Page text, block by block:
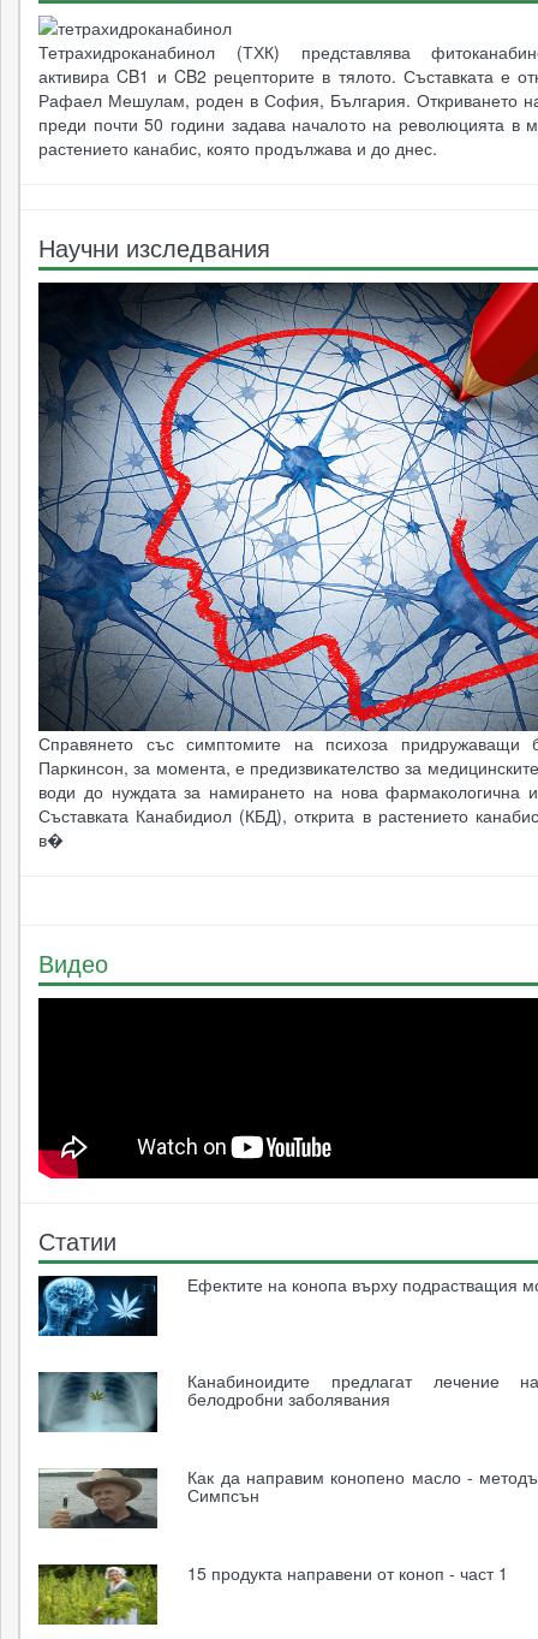
Тетрахидроканабинол (ТХК) представлява
активира CB1 и CB2 рецепторите в тялото. Съставката е
Рафаел Мешулам, роден в София, България. Откриването
преди почти 50 години задава началото на революцията в
растението канабис, която продължава и до днес.
Научни изследвания
Справянето със симптомите на психоза придружаващи
Паркинсон, за момента, е предизвикателство за
води до нуждата за намирането на нова фармакологична
Съставката Канабидиол (КБД), открита в растението
в�
Видео
Статии
Ефектите на конопа върху подрастващия
Канабиноидите предлагат лечение
белодробни заболявания
Как да направим конопено масло -
Симпсън
15 продукта направени от коноп - част 1